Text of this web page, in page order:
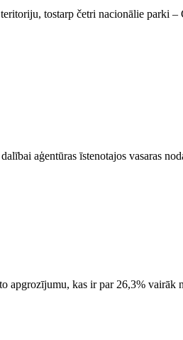
tostarp četri nacionālie parki
aģentūras īstenotajos vasaras
apgrozījumu, kas ir par 26,3% vairāk